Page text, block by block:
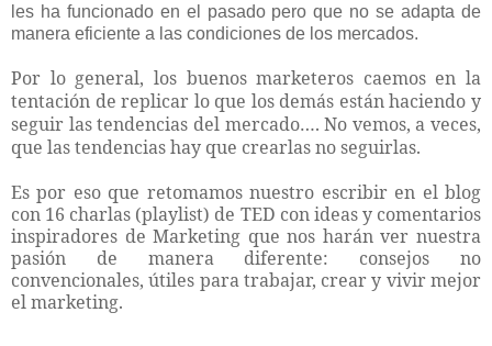
les ha funcionado en el pasado pero que no se adapta de
manera eficiente a las condiciones de los mercados.
Por lo general, los buenos marketeros caemos en la
tentación de replicar lo que los demás están haciendo y
seguir las tendencias del mercado…. No vemos, a veces,
que las tendencias hay que crearlas no seguirlas.
Es por eso que retomamos nuestro escribir en el blog
con 16 charlas (playlist) de TED con ideas y comentarios
inspiradores de Marketing que nos harán ver nuestra
pasión de manera diferente: consejos no
convencionales, útiles para trabajar, crear y vivir mejor
el marketing.